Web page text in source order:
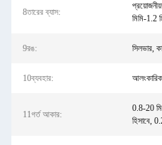
8তারের ব্যাস:
মিমি-1.2
9রঙ: সিলভার,
10ব্যবহার: আলংকারিক,
11গর্ত আকার:
0.8-20
হিসাবে,